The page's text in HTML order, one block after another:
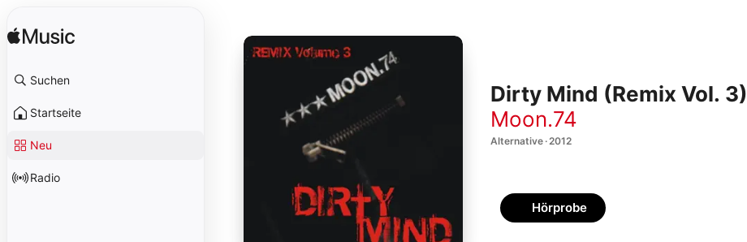
Suchen
Startseite
Neu
Radio
Dirty Mind (Remix Vol. 3)
Moon.74
Alternative · 2012
Hörprobe